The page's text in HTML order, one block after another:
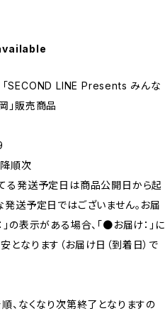
SECOND LINE Presents みんな
」販売商品
順次
る発送予定日は商品公開日から起
送予定日ではございません。お届
の表示がある場合、「●お届け：」に
なります（お届け日（到着日）で
、なくなり次第終了となりますの